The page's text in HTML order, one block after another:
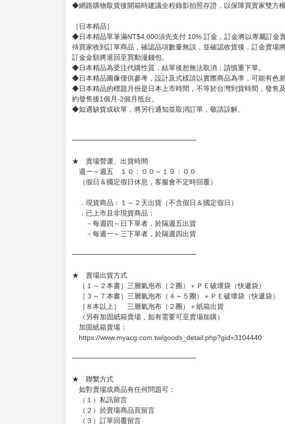
用評價溝通者，日後將不再提供購書服務，請另尋其他店家，謝謝。
◆不同月份商品可一起結帳，等訂單內所有商品到齊後一起發貨。
◆預購商品皆無現貨，商品圖為示意圖，請以實品為主。
◆商品如有缺件、瑕疵，請務必取貨3日內留言反應，逾期不受理。
◆書籍拆封無法更換及退貨(內頁印刷瑕疵例外)
書籍有問題請不要拆封，請私訊大廚協助。
◆逾期未取且訂單取消後三個工作天內未有任何反應，將直接加入黑
◆書籍贈品&上市日、依出版社最終公布為主。
有時會上市前更改贈品內容或延後出版，還請注意。
◆網路購物取貨後開箱時建議全程錄影拍照存證，以保障買賣家雙方權
訂金金額將退回至買動漫錢包。
◆日本精品為受注代購性質，結單後恕無法取消，請慎重下單。
◆日本精品圖像僅供參考，設計及式樣請以實際商品為準，可能有色差
約發售後1個月-2個月抵台。
◆如遇缺貨或砍單，將另行通知並取消訂單，敬請諒解。
週一～週五 １０：００～１９：００
（假日＆國定假日休息，客服會不定時回覆）
．現貨商品：１～２天出貨（不含假日＆國定假日）
．已上市且非現貨商品：
－每週四～日下單者，於隔週五出貨
－每週一～三下單者，於隔週四出貨
★ 賣場出貨方式
［１～２本書］三層氣泡布（２圈）＋ＰＥ破壞袋（快遞袋）
［３～７本書］三層氣泡布（４～５圈）＋ＰＥ破壞袋（快遞袋）
［８本以上］ 三層氣泡布（２圈）＋紙箱出貨
（另有加固紙箱賣場，如有需要可至賣場加購）